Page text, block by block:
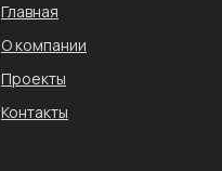
Главная
О компании
Проекты
Контакты